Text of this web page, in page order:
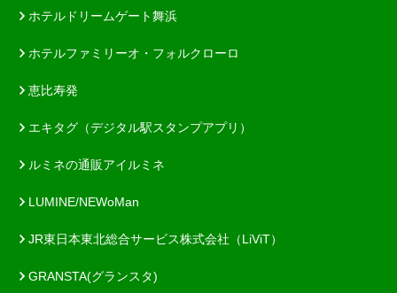
ホテルドリームゲート舞浜
ホテルファミリーオ・フォルクローロ
恵比寿発
エキタグ（デジタル駅スタンプアプリ）
ルミネの通販アイルミネ
LUMINE/NEWoMan
JR東日本東北総合サービス株式会社（LiViT）
GRANSTA(グランスタ)